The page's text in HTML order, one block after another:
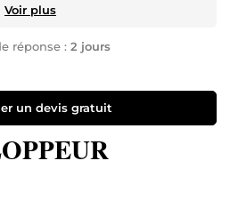
Voir plus
réponse : 2 jours
un devis gratuit